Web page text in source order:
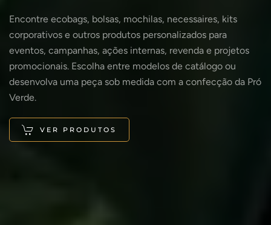
Encontre ecobags, bolsas, mochilas, necessaires, kits
corporativos e outros produtos personalizados para
eventos, campanhas, ações internas, revenda e projetos
promocionais. Escolha entre modelos de catálogo ou
desenvolva uma peça sob medida com a confecção da Pró
Verde.
VER PRODUTOS